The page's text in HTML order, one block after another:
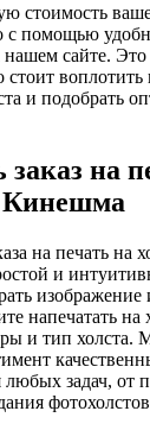
стоимость
с помощью
нашем сайте.
стоит
и подобрать
на
Кинешма
на печать на
и
изображение
напечатать на
и тип холста.
задач, от